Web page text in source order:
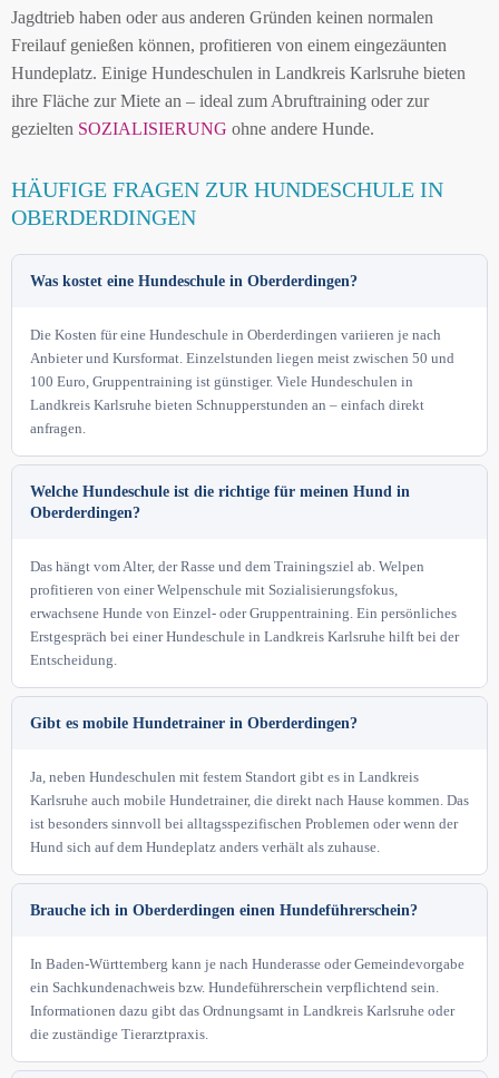
Jagdtrieb haben oder aus anderen Gründen keinen normalen
Freilauf genießen können, profitieren von einem eingezäunten
Hundeplatz. Einige Hundeschulen in Landkreis Karlsruhe bieten
ihre Fläche zur Miete an – ideal zum Abruftraining oder zur
gezielten SOZIALISIERUNG ohne andere Hunde.
HÄUFIGE FRAGEN ZUR HUNDESCHULE IN
OBERDERDINGEN
Was kostet eine Hundeschule in Oberderdingen?
Die Kosten für eine Hundeschule in Oberderdingen variieren je nach
Anbieter und Kursformat. Einzelstunden liegen meist zwischen 50 und
100 Euro, Gruppentraining ist günstiger. Viele Hundeschulen in
Landkreis Karlsruhe bieten Schnupperstunden an – einfach direkt
anfragen.
Welche Hundeschule ist die richtige für meinen Hund in
Oberderdingen?
Das hängt vom Alter, der Rasse und dem Trainingsziel ab. Welpen
profitieren von einer Welpenschule mit Sozialisierungsfokus,
erwachsene Hunde von Einzel- oder Gruppentraining. Ein persönliches
Erstgespräch bei einer Hundeschule in Landkreis Karlsruhe hilft bei der
Entscheidung.
Gibt es mobile Hundetrainer in Oberderdingen?
Ja, neben Hundeschulen mit festem Standort gibt es in Landkreis
Karlsruhe auch mobile Hundetrainer, die direkt nach Hause kommen. Das
ist besonders sinnvoll bei alltagsspezifischen Problemen oder wenn der
Hund sich auf dem Hundeplatz anders verhält als zuhause.
Brauche ich in Oberderdingen einen Hundeführerschein?
In Baden-Württemberg kann je nach Hunderasse oder Gemeindevorgabe
ein Sachkundenachweis bzw. Hundeführerschein verpflichtend sein.
Informationen dazu gibt das Ordnungsamt in Landkreis Karlsruhe oder
die zuständige Tierarztpraxis.